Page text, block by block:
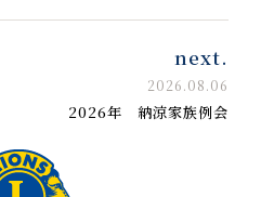
next.
2026.08.06
2026年 納涼家族例会